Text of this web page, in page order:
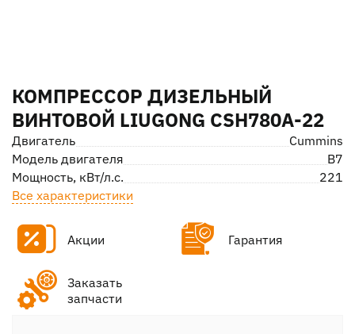
КОМПРЕССОР ДИЗЕЛЬНЫЙ
ВИНТОВОЙ LIUGONG CSH780A-22
Двигатель
Cummins
Модель двигателя
B7
Мощность, кВт/л.с.
221
Все характеристики
Акции Гарантия
Заказать
запчасти